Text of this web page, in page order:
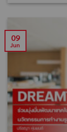
09
Jun